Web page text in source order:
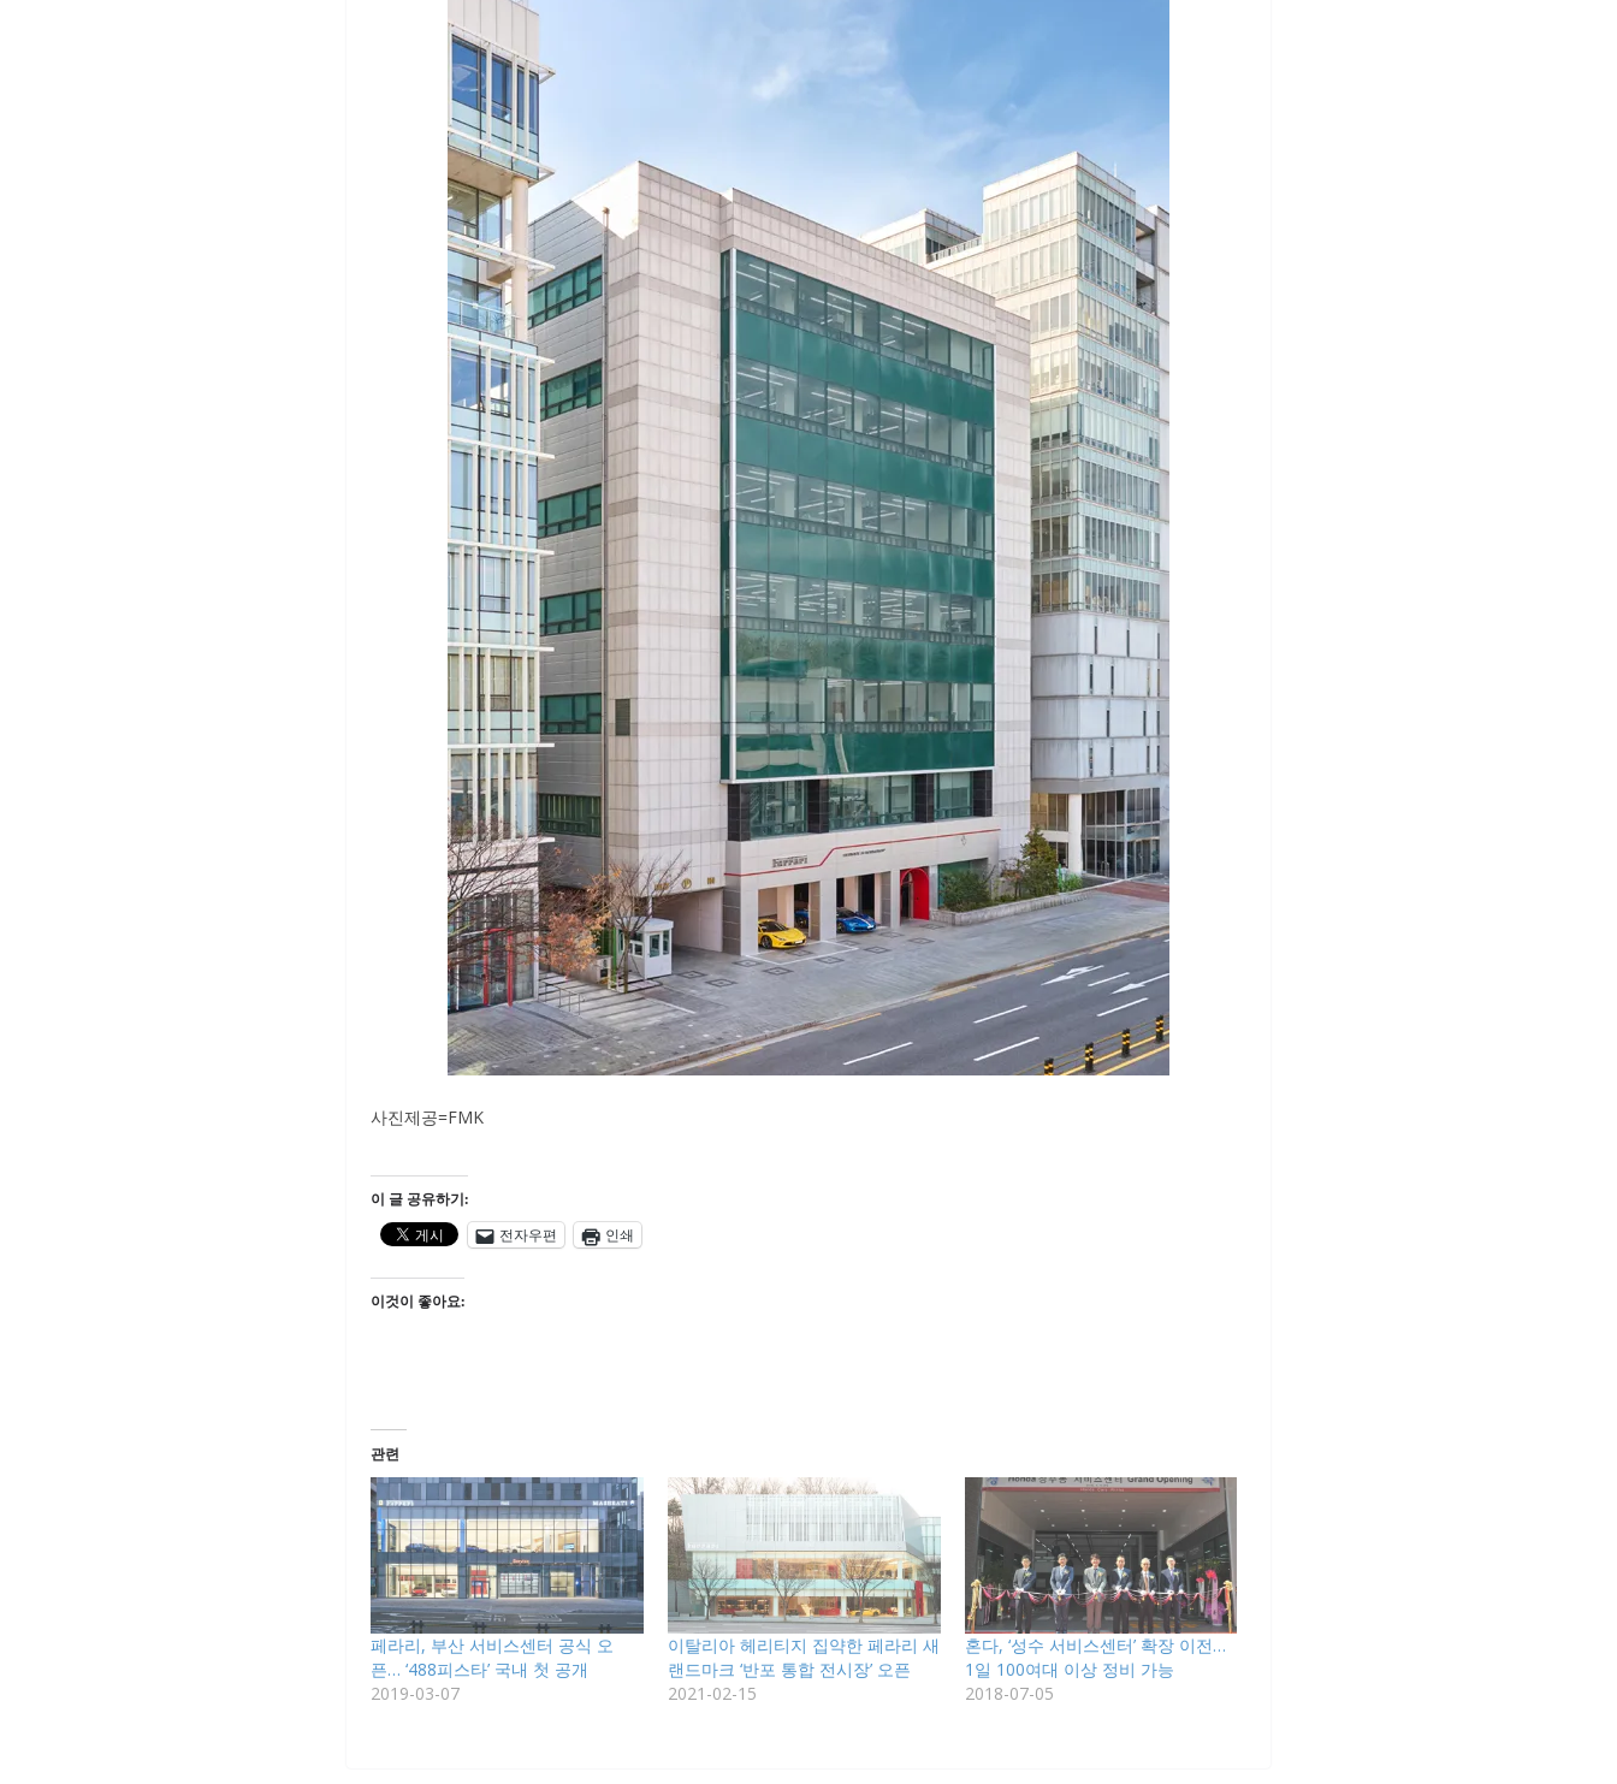
사진제공=FMK
이 글 공유하기:
전자우편
인쇄
이것이 좋아요:
관련
페라리, 부산 서비스센터 공식 오
픈… ‘488피스타’ 국내 첫 공개
2019-03-07
이탈리아 헤리티지 집약한 페라리 새
랜드마크 ‘반포 통합 전시장’ 오픈
2021-02-15
혼다, ‘성수 서비스센터’ 확장 이전…
1일 100여대 이상 정비 가능
2018-07-05